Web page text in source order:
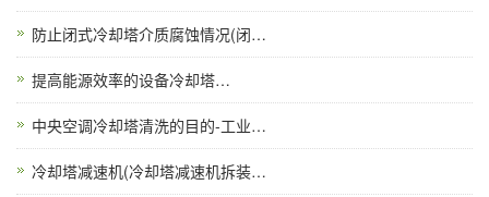
防止闭式冷却塔介质腐蚀情况(闭…
提高能源效率的设备冷却塔…
中央空调冷却塔清洗的目的-工业…
冷却塔减速机(冷却塔减速机拆装…